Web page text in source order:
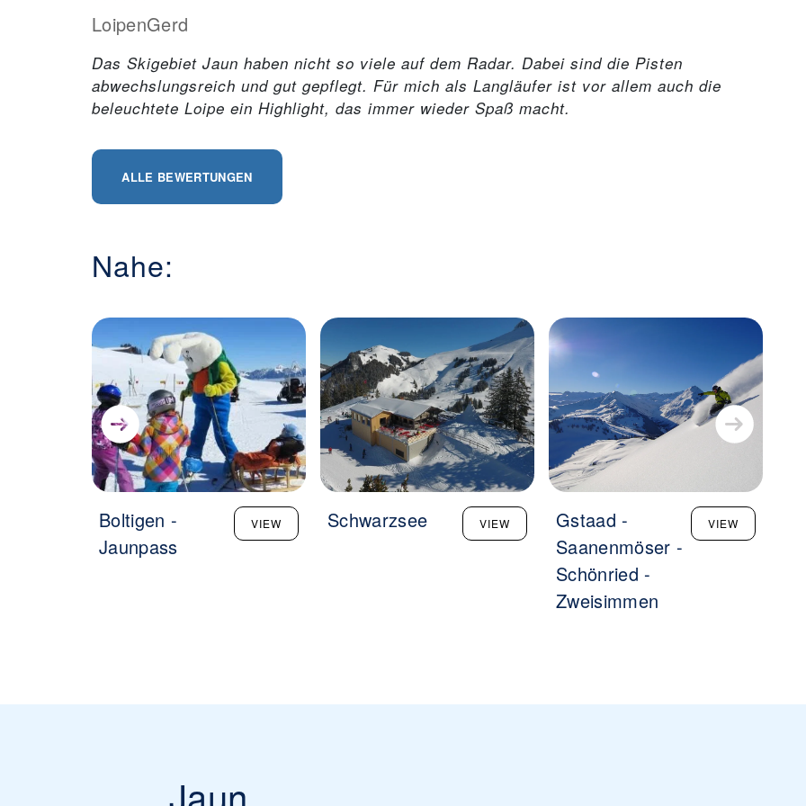
LoipenGerd
Das Skigebiet Jaun haben nicht so viele auf dem Radar. Dabei sind die Pisten
abwechslungsreich und gut gepflegt. Für mich als Langläufer ist vor allem auch die
beleuchtete Loipe ein Highlight, das immer wieder Spaß macht.
ALLE BEWERTUNGEN
Nahe:
Boltigen -
Jaunpass
VIEW Schwarzsee VIEW
Gstaad -
Saanenmöser -
Schönried -
Zweisimmen
VIEW
Jaun